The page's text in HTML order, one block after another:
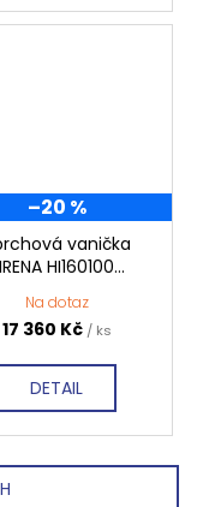
–20 %
vanička
IRENA HI160100
Na dotaz
17 360 Kč / ks
DETAIL